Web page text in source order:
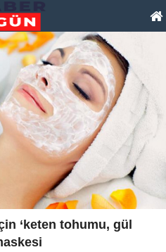
‘keten tohumu, gül